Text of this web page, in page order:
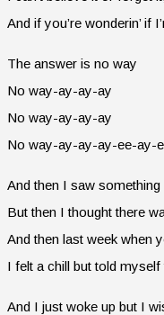
And if you’re wonderin’ if
The answer is no way
No way-ay-ay-ay
No way-ay-ay-ay
No way-ay-ay-ay-ee-ay-
And then I saw
But then I thought there
And then last week when
I felt a chill but told
And I just woke up but I